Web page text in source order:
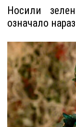
Носили
означало